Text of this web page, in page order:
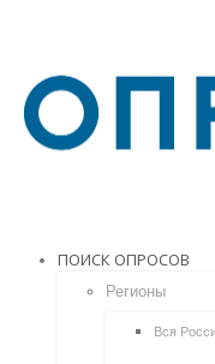
ПОИСК ОПРОСОВ
Регионы
Вся